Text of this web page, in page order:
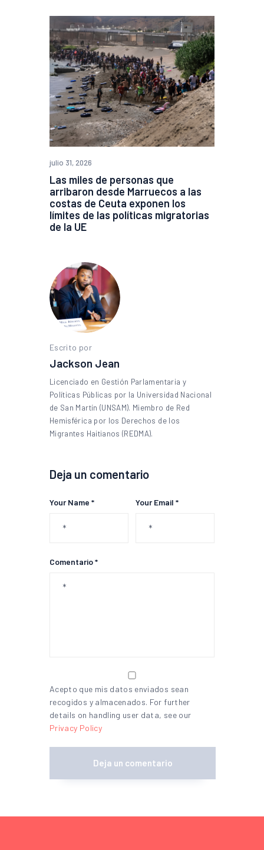
julio 31, 2026
Las miles de personas que
arribaron desde Marruecos a las
costas de Ceuta exponen los
límites de las políticas migratorias
de la UE
Escrito por
Jackson Jean
Licenciado en Gestión Parlamentaria y
Políticas Públicas por la Universidad Nacional
de San Martín (UNSAM). Miembro de Red
Hemisférica por los Derechos de los
Migrantes Haitianos (REDMA).
Deja un comentario
Your Name * Your Email *
Comentario *
Acepto que mis datos enviados sean
recogidos y almacenados. For further
details on handling user data, see our
Privacy Policy